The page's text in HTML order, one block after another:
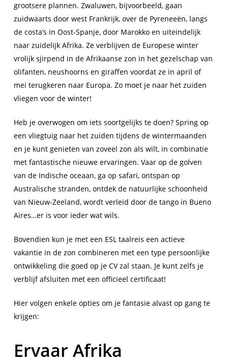
grootsere plannen. Zwaluwen, bijvoorbeeld, gaan
zuidwaarts door west Frankrijk, over de Pyreneeën, langs
de costa’s in Oost-Spanje, door Marokko en uiteindelijk
naar zuidelijk Afrika. Ze verblijven de Europese winter
vrolijk sjirpend in de Afrikaanse zon in het gezelschap van
olifanten, neushoorns en giraffen voordat ze in april of
mei terugkeren naar Europa. Zo moet je naar het zuiden
vliegen voor de winter!
Heb je overwogen om iets soortgelijks te doen? Spring op
een vliegtuig naar het zuiden tijdens de wintermaanden
en je kunt genieten van zoveel zon als wilt, in combinatie
met fantastische nieuwe ervaringen. Vaar op de golven
van de Indische oceaan, ga op safari, ontspan op
Australische stranden, ontdek de natuurlijke schoonheid
van Nieuw-Zeeland, wordt verleid door de tango in Bueno
Aires…er is voor ieder wat wils.
Bovendien kun je met een ESL taalreis een actieve
vakantie in de zon combineren met een type persoonlijke
ontwikkeling die goed op je CV zal staan. Je kunt zelfs je
verblijf afsluiten met een officieel certificaat!
Hier volgen enkele opties om je fantasie alvast op gang te
krijgen:
Ervaar Afrika